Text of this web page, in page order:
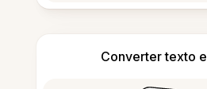
Converter texto